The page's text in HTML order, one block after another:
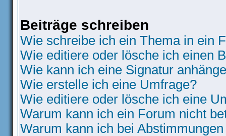
Beiträge schreiben
Wie schreibe ich ein Thema in ein
Wie editiere oder lösche ich einen
Wie kann ich eine Signatur
Wie erstelle ich eine Umfrage?
Wie editiere oder lösche ich eine
Warum kann ich ein Forum nicht
Warum kann ich bei